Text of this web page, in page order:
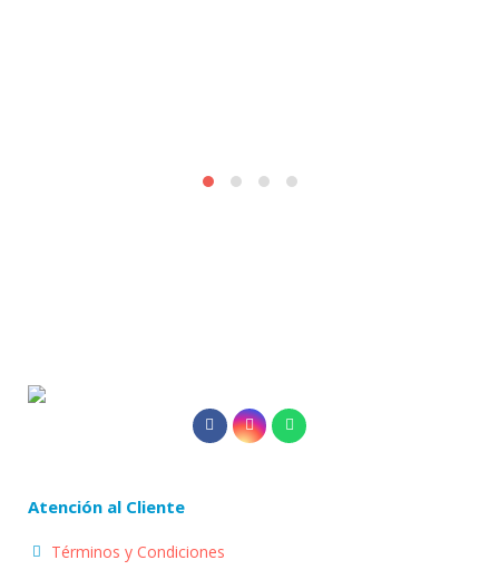
Atención al Cliente
Términos y Condiciones